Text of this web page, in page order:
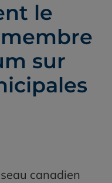
le
sur
canadien